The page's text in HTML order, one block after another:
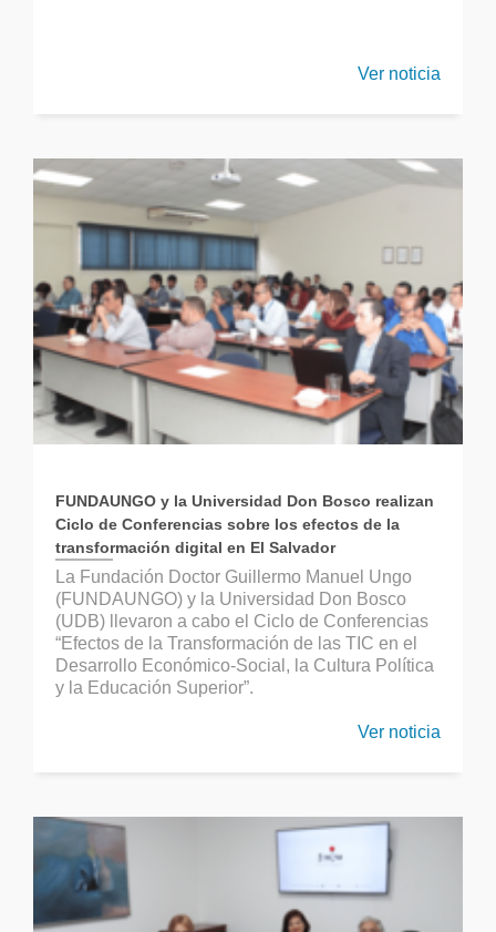
Ver noticia
FUNDAUNGO y la Universidad Don Bosco realizan
Ciclo de Conferencias sobre los efectos de la
transformación digital en El Salvador
La Fundación Doctor Guillermo Manuel Ungo
(FUNDAUNGO) y la Universidad Don Bosco
(UDB) llevaron a cabo el Ciclo de Conferencias
“Efectos de la Transformación de las TIC en el
Desarrollo Económico-Social, la Cultura Política
y la Educación Superior”.
Ver noticia